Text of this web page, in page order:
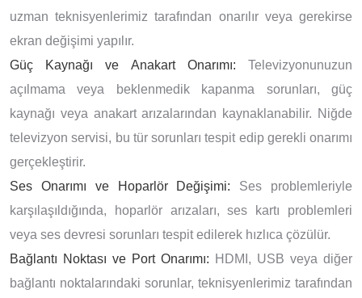
uzman teknisyenlerimiz tarafından onarılır veya gerekirse
ekran değişimi yapılır.
Güç Kaynağı ve Anakart Onarımı: Televizyonunuzun
açılmama veya beklenmedik kapanma sorunları, güç
kaynağı veya anakart arızalarından kaynaklanabilir. Niğde
televizyon servisi, bu tür sorunları tespit edip gerekli onarımı
gerçekleştirir.
Ses Onarımı ve Hoparlör Değişimi: Ses problemleriyle
karşılaşıldığında, hoparlör arızaları, ses kartı problemleri
veya ses devresi sorunları tespit edilerek hızlıca çözülür.
Bağlantı Noktası ve Port Onarımı: HDMI, USB veya diğer
bağlantı noktalarındaki sorunlar, teknisyenlerimiz tarafından